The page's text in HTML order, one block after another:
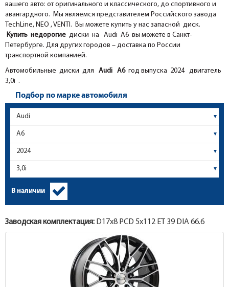
вашего авто: от оригинального и классического, до спортивного и
авангардного. Мы являемся представителем Российского завода
TechLine, NEO , VENTI. Вы можете купить у нас запасной диск.
Купить недорогие диски на Audi A6 вы можете в Санкт-
Петербурге. Для других городов – доставка по России
транспортной компанией.
Автомобильные диски для
Audi A6год выпуска 2024 двигатель
3,0i .
Подбор по марке автомобиля
В наличии
Заводская комплектация: D17x8 PCD 5x112 ET 39 DIA 66.6